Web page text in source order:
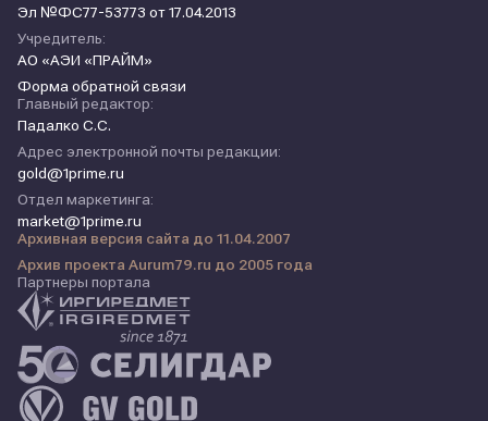
Эл №ФС77-53773 от 17.04.2013
Учредитель:
АО «АЭИ «ПРАЙМ»
Форма обратной связи
Главный редактор:
Падалко С.С.
Адрес электронной почты редакции:
gold@1prime.ru
Отдел маркетинга:
market@1prime.ru
Архивная версия сайта до 11.04.2007
Архив проекта Aurum79.ru до 2005 года
Партнеры портала